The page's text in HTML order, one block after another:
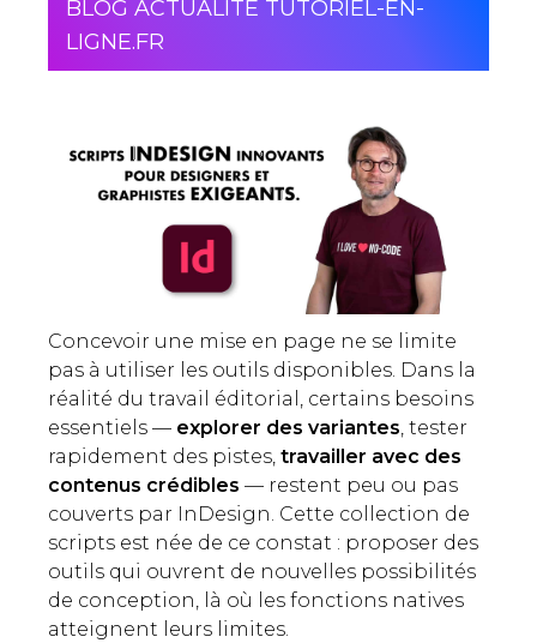
BLOG ACTUALITÉ TUTORIEL-EN-
LIGNE.FR
Concevoir une mise en page ne se limite
pas à utiliser les outils disponibles. Dans la
réalité du travail éditorial, certains besoins
essentiels — explorer des variantes, tester
rapidement des pistes, travailler avec des
contenus crédibles — restent peu ou pas
couverts par InDesign. Cette collection de
scripts est née de ce constat : proposer des
outils qui ouvrent de nouvelles possibilités
de conception, là où les fonctions natives
atteignent leurs limites.